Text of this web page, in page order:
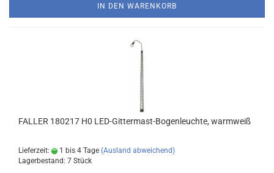
IN DEN WARENKORB
FALLER 180217 H0 LED-Gittermast-Bogenleuchte, warmweiß
Lieferzeit: 1 bis 4 Tage (Ausland abweichend)
Lagerbestand: 7 Stück